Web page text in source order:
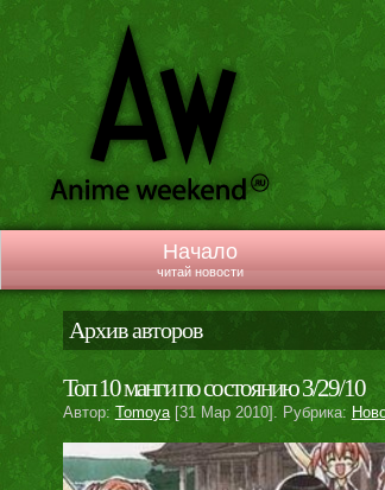
Начало
читай новости
Архив авторов
Топ 10 манги по состоянию 3/29/10
Автор: Tomoya[31 Мар 2010]. Рубрика: